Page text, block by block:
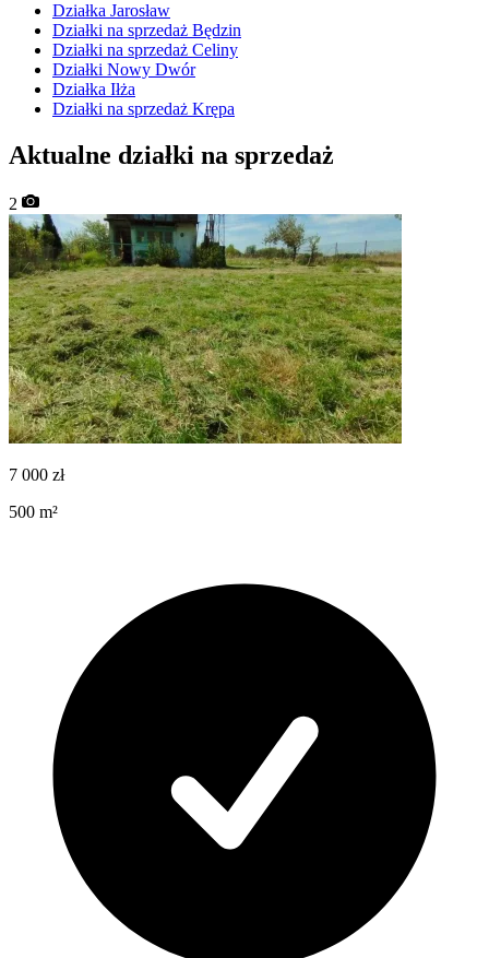
Działka Jarosław
Działki na sprzedaż Będzin
Działki na sprzedaż Celiny
Działki Nowy Dwór
Działka Iłża
Działki na sprzedaż Krępa
Aktualne działki na sprzedaż
2
7 000 zł
500 m²